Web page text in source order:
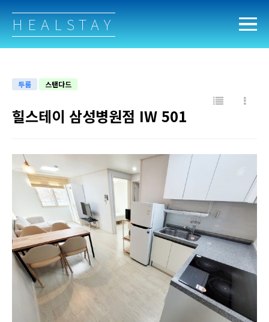
HEALSTAY
투룸 스탠다드
힐스테이 삼성병원점 IW 501